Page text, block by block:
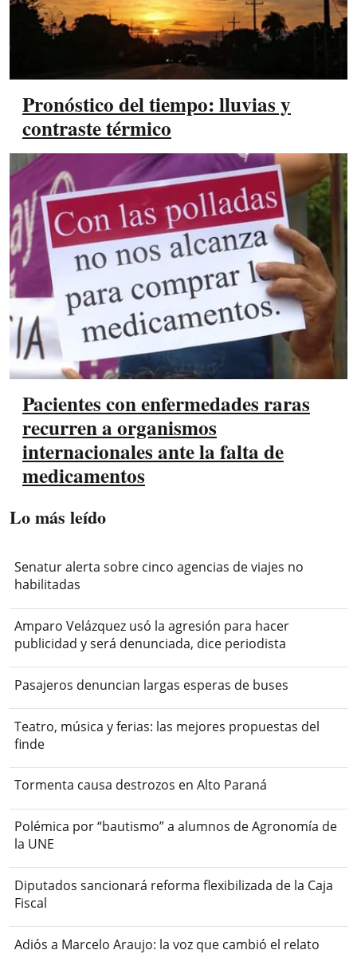
Pronóstico del tiempo: lluvias y
contraste térmico
Pacientes con enfermedades raras
recurren a organismos
internacionales ante la falta de
medicamentos
Lo más leído
Senatur alerta sobre cinco agencias de viajes no
habilitadas
Amparo Velázquez usó la agresión para hacer
publicidad y será denunciada, dice periodista
Pasajeros denuncian largas esperas de buses
Teatro, música y ferias: las mejores propuestas del
finde
Tormenta causa destrozos en Alto Paraná
Polémica por “bautismo” a alumnos de Agronomía de
la UNE
Diputados sancionará reforma flexibilizada de la Caja
Fiscal
Adiós a Marcelo Araujo: la voz que cambió el relato